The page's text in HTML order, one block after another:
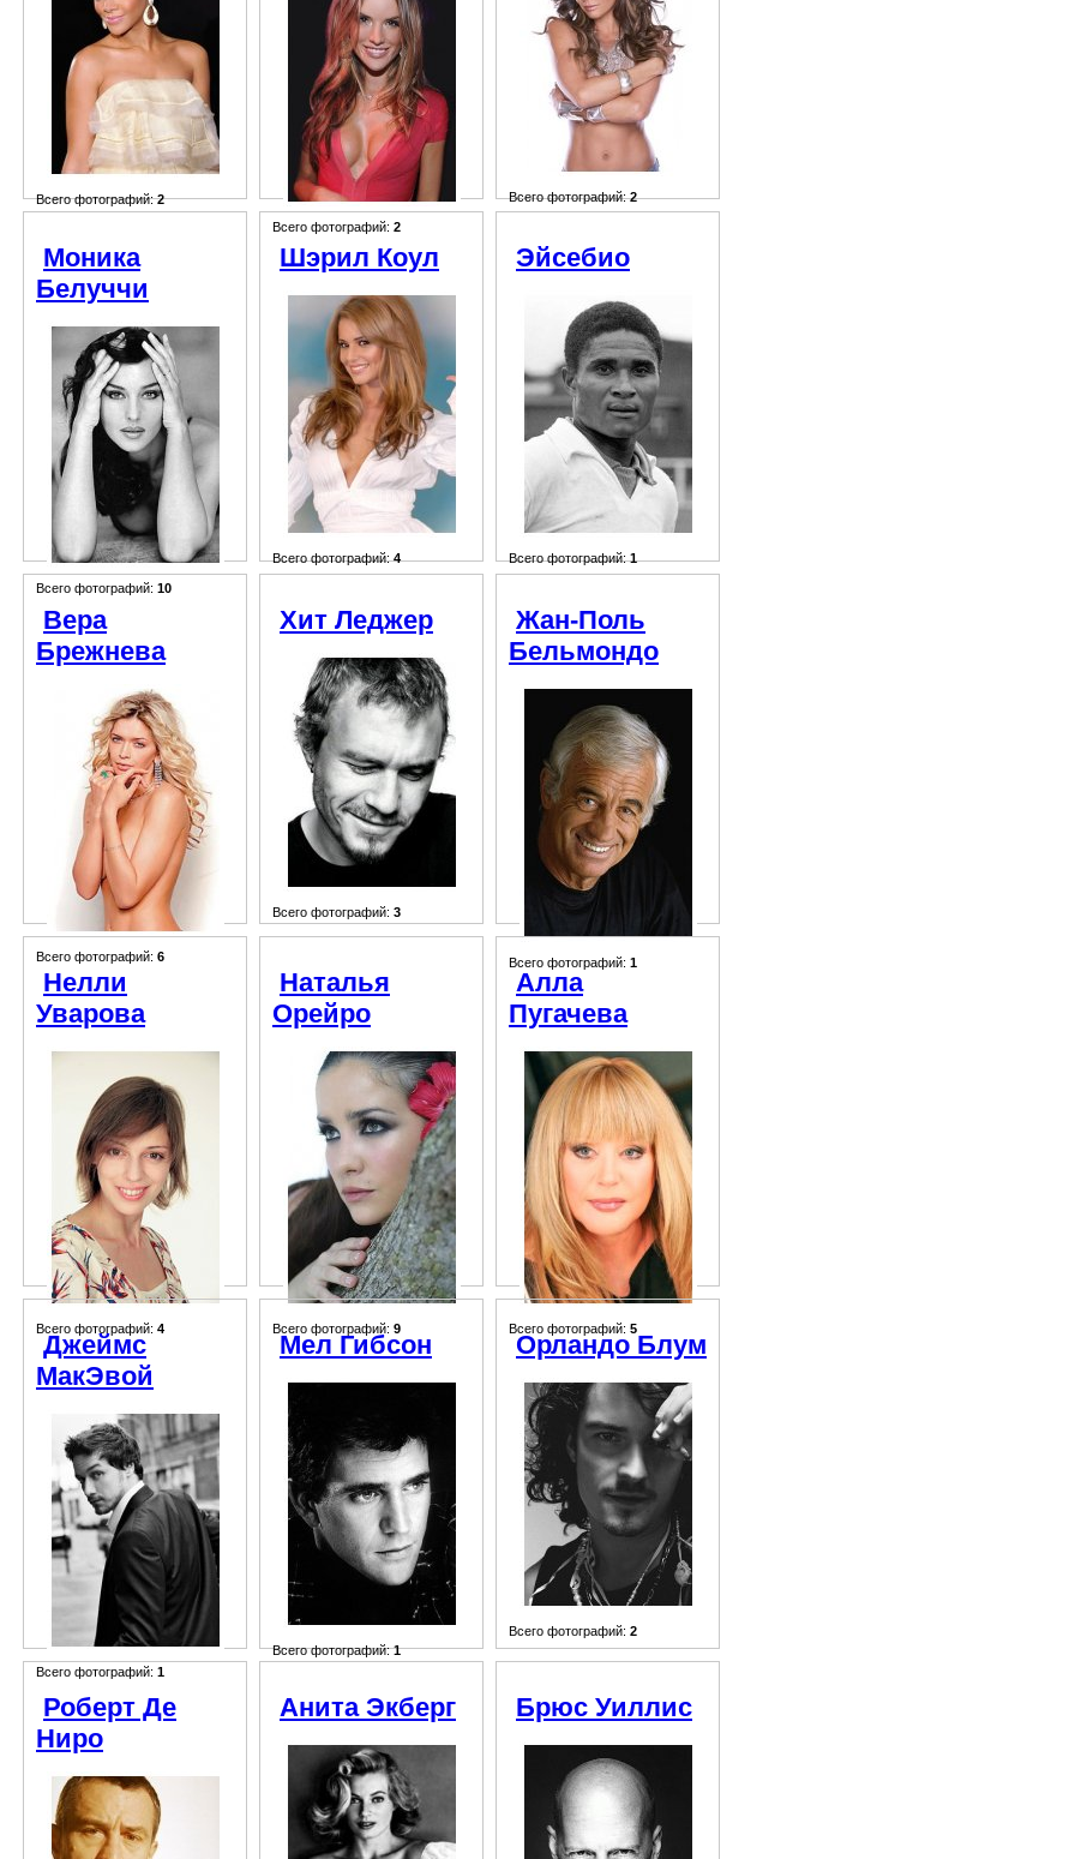
Всего фотографий:2
Всего фотографий: 2
Всего фотографий:2
Моника
Белуччи
Всего фотографий: 10
Шэрил Коул
Всего фотографий:4
Эйсебио
Всего фотографий:1
Вера
Брежнева
Всего фотографий: 6
Хит Леджер
Всего фотографий: 3
Жан-Поль
Бельмондо
Всего фотографий: 1
Нелли
Уварова
Всего фотографий: 4
Наталья
Орейро
Всего фотографий: 9
Алла
Пугачева
Всего фотографий: 5
Джеймс
МакЭвой
Всего фотографий: 1
Мел Гибсон
Всего фотографий:1
Орландо Блум
Всего фотографий: 2
Роберт Де
Ниро
Анита Экберг Брюс Уиллис